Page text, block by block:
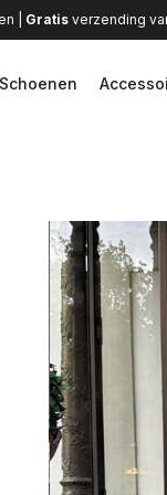
| Gratisverzending
Schoenen